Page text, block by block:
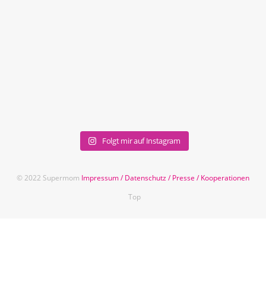
Folgt mir auf Instagram
© 2022 Supermom Impressum/Datenschutz/Presse /Kooperationen
Top